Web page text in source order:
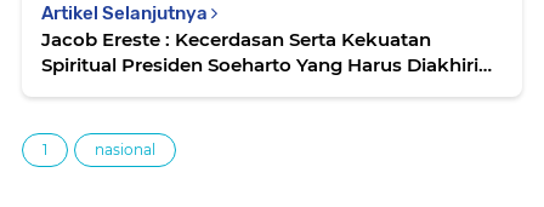
Artikel Selanjutnya
Jacob Ereste : Kecerdasan Serta Kekuatan
Spiritual Presiden Soeharto Yang Harus Diakhiri
1 nasional